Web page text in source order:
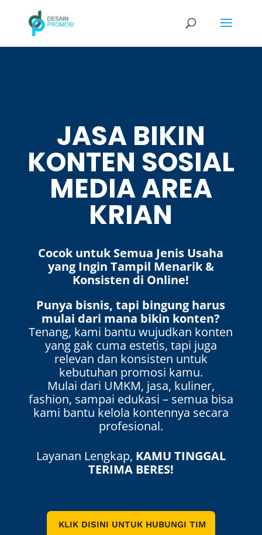
JASA BIKIN
KONTEN SOSIAL
MEDIA AREA
KRIAN
Cocok untuk Semua Jenis Usaha
yang Ingin Tampil Menarik &
Konsisten di Online!
Punya bisnis, tapi bingung harus
mulai dari mana bikin konten?
Tenang, kami bantu wujudkan konten
yang gak cuma estetis, tapi juga
relevan dan konsisten untuk
kebutuhan promosi kamu.
Mulai dari UMKM, jasa, kuliner,
fashion, sampai edukasi – semua bisa
kami bantu kelola kontennya secara
profesional.
Layanan Lengkap, KAMU TINGGAL
TERIMA BERES!
KLIK DISINI UNTUK HUBUNGI TIM